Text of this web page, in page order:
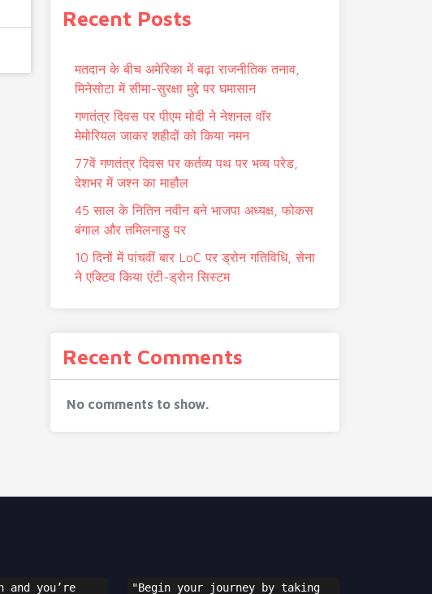
Recent Posts
मतदान के बीच अमेरिका में बढ़ा राजनीतिक तनाव,
मिनेसोटा में सीमा-सुरक्षा मुद्दे पर घमासान
गणतंत्र दिवस पर पीएम मोदी ने नेशनल वॉर
मेमोरियल जाकर शहीदों को किया नमन
77वें गणतंत्र दिवस पर कर्तव्य पथ पर भव्य परेड,
देशभर में जश्न का माहौल
45 साल के नितिन नवीन बने भाजपा अध्यक्ष, फोकस
बंगाल और तमिलनाडु पर
10 दिनों में पांचवीं बार LoC पर ड्रोन गतिविधि, सेना
ने एक्टिव किया एंटी-ड्रोन सिस्टम
Recent Comments
No comments to show.
and you’re "Begin your journey by taking